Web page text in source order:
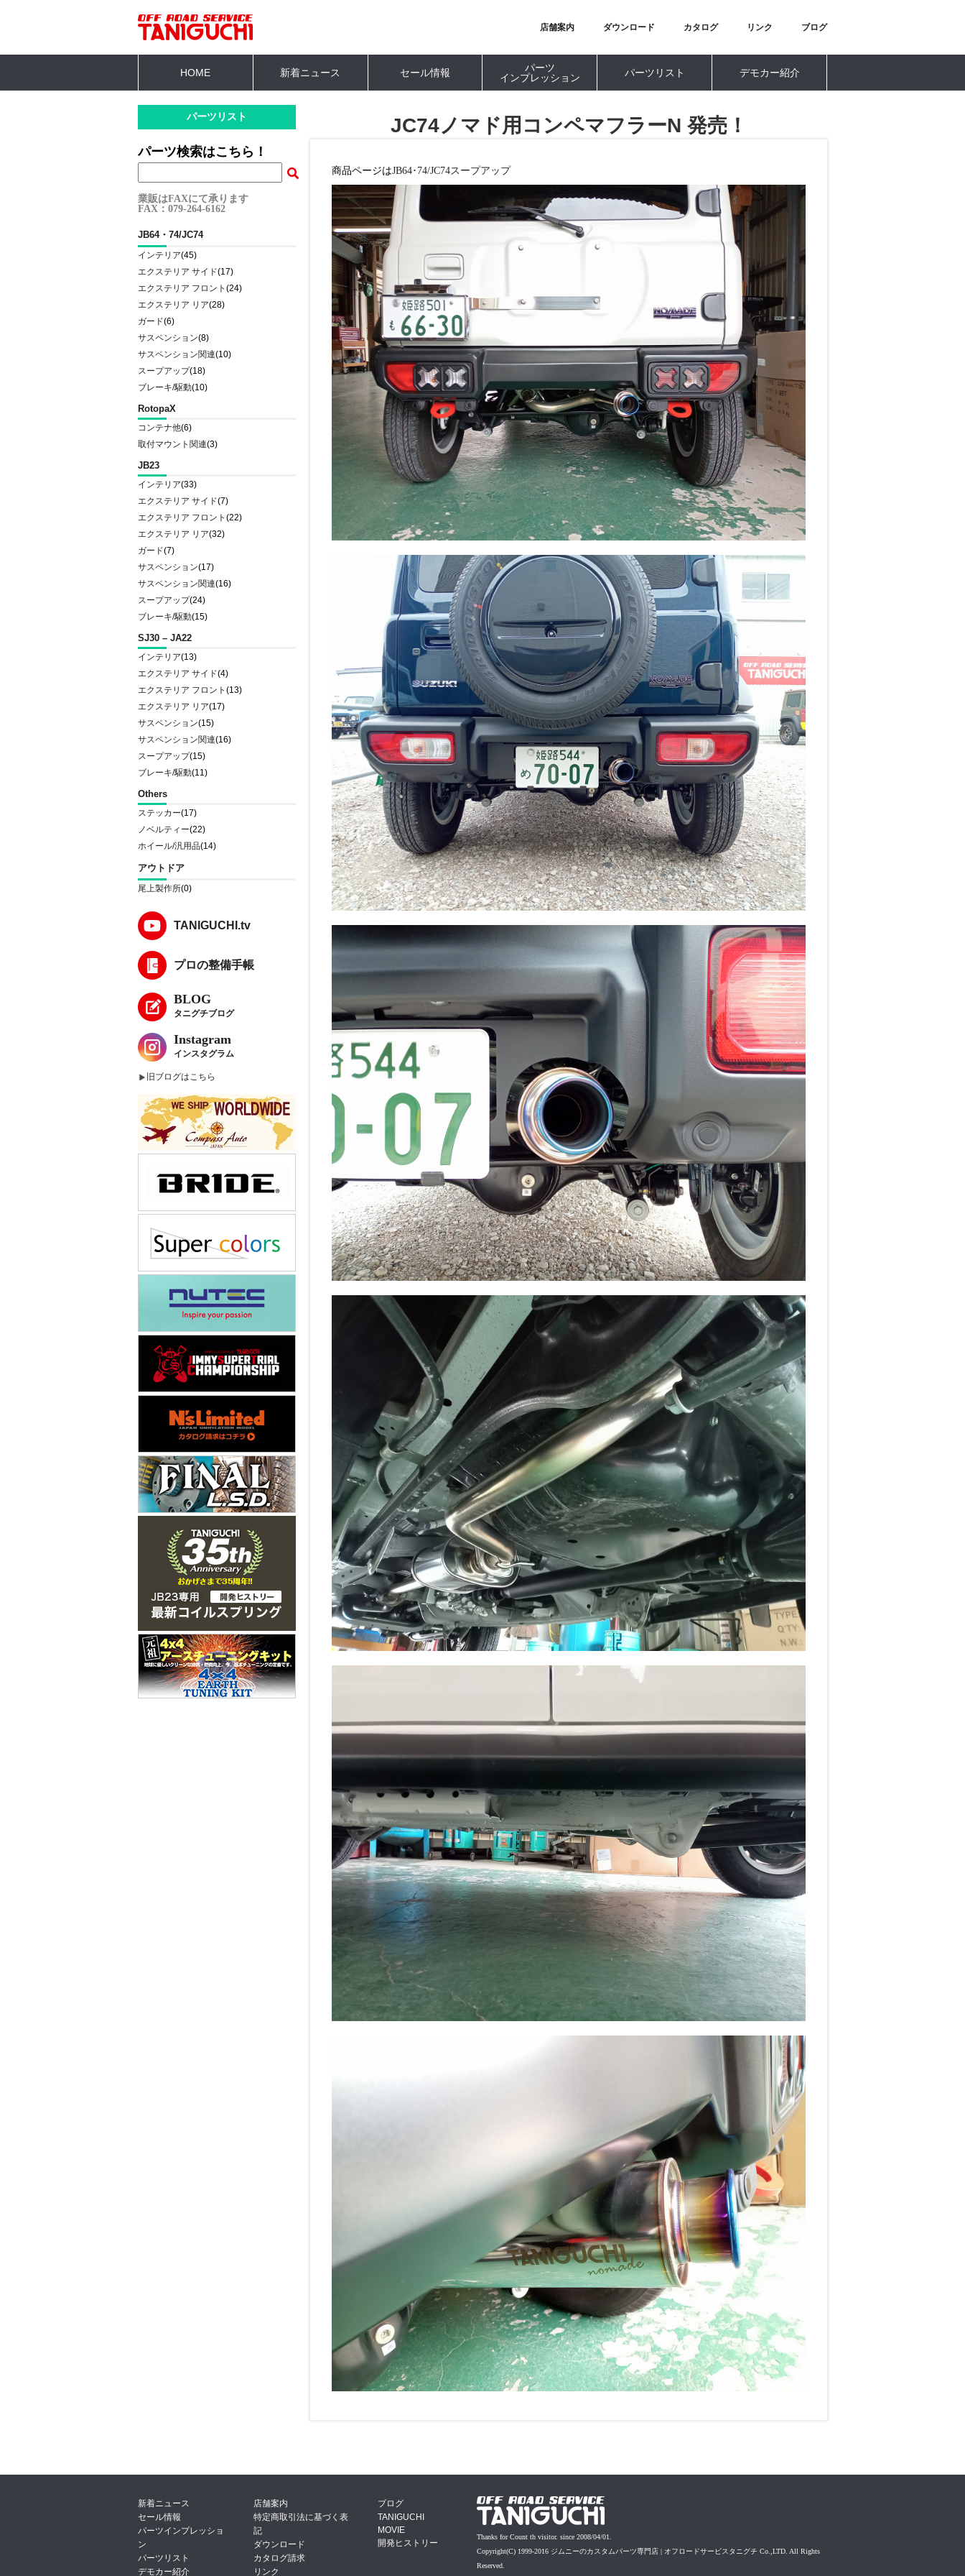
店舗案内 ダウンロード カタログ リンク ブログ
HOME 新着ニュース セール情報
パーツ
インプレッション
パーツリスト デモカー紹介
パーツリスト
パーツ検索はこちら！
業販はFAXにて承ります
FAX：079-264-6162
JB64・74/JC74
インテリア(45)
エクステリア サイド(17)
エクステリア フロント (24)
エクステリア リア(28)
ガード(6)
サスペンション(8)
サスペンション関連(10)
スープアップ(18)
ブレーキ/駆動(10)
RotopaX
コンテナ他(6)
取付マウント関連(3)
JB23
インテリア(33)
エクステリア サイド(7)
エクステリア フロント (22)
エクステリア リア(32)
ガード(7)
サスペンション(17)
サスペンション関連(16)
スープアップ(24)
ブレーキ/駆動(15)
SJ30 – JA22
インテリア(13)
エクステリア サイド(4)
エクステリア フロント (13)
エクステリア リア(17)
サスペンション(15)
サスペンション関連(16)
スープアップ(15)
ブレーキ/駆動(11)
Others
ステッカー(17)
ノベルティー(22)
ホイール/汎用品(14)
アウトドア
尾上製作所(0)
TANIGUCHI.tv
プロの整備手帳
BLOG
タニグチブログ
Instagram
インスタグラム
旧ブログはこちら
JC74ノマド用コンペマフラーN 発売！
商品ページはJB64･74/JC74スープアップ
新着ニュース
セール情報
パーツインプレッショ
ン
パーツリスト
デモカー紹介
店舗案内
特定商取引法に基づく表
記
ダウンロード
カタログ請求
リンク
ブログ
TANIGUCHI
MOVIE
開発ヒストリー
Thanks for Count th visitor. since 2008/04/01.
Copyright(C) 1999-2016 ジムニーのカスタムパーツ専門店 | オフロードサービスタニグチ Co.,LTD. All Rights
Reserved.